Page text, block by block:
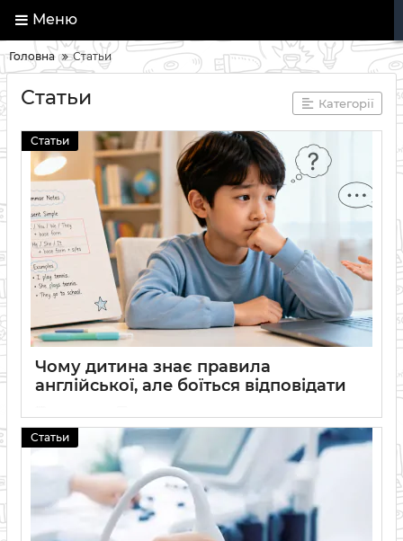
Меню
Головна Статьи
Статьи Категорії
Статьи
Чому дитина знає правила
англійської, але боїться відповідати
Статьи